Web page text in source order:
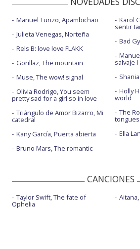
Manuel Turizo, Apambichao
Julieta Venegas, Norteña
Rels B: love love FLAKK
Gorillaz, The mountain
Muse, The wow! signal
Olivia Rodrigo, You seem
pretty sad for a girl so in love
Triángulo de Amor Bizarro, Mi
catedral
Kany García, Puerta abierta
Bruno Mars, The romantic
Karol
sentir
Bad
salvaje I
Holly
world
The
tongues
Ella
CANCIONES
Taylor Swift, The fate of
Ophelia